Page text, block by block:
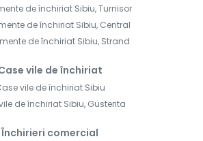
de închiriat Sibiu, Turnisor
de închiriat Sibiu, Central
de închiriat Sibiu, Strand
vile de închiriat
vile de închiriat Sibiu
de închiriat Sibiu, Gusterita
Închirieri comercial